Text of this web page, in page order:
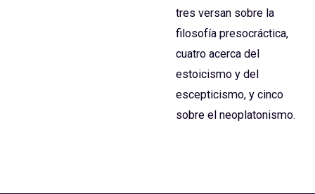
tres versan sobre la
filosofía presocráctica,
cuatro acerca del
estoicismo y del
escepticismo, y cinco
sobre el neoplatonismo.